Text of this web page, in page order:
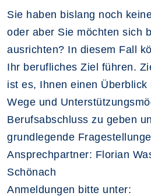
Sie haben bislang noch
oder aber Sie möchten sich
ausrichten? In diesem Fall
Ihr berufliches Ziel führen.
ist es, Ihnen einen
Wege und
Berufsabschluss zu geben
grundlegende
Ansprechpartner: Florian
Schönach
Anmeldungen bitte unter: